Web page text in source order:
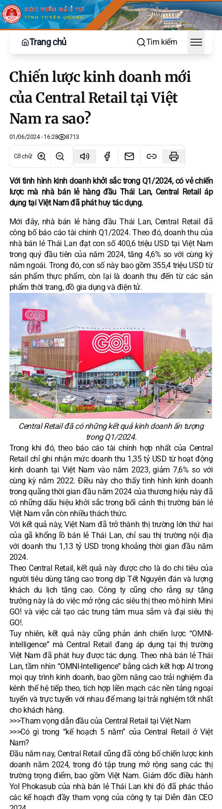
Trang chủ Tìm kiếm
Toggle
Chiến lược kinh doanh mới
của Central Retail tại Việt
Nam ra sao?
01/06/2024 - 16:28 8713
Cỡ chữ:
Với tình hình kinh doanh khởi sắc trong Q1/2024, có vẻ chiến
lược mà nhà bán lẻ hàng đầu Thái Lan, Central Retail áp
dụng tại Việt Nam đã phát huy tác dụng.
Mới đây, nhà bán lẻ hàng đầu Thái Lan, Central Retail đã
công bố báo cáo tài chính Q1/2024. Theo đó, doanh thu của
nhà bán lẻ Thái Lan đạt con số 400,6 triệu USD tại Việt Nam
trong quý đầu tiên của năm 2024, tăng 4,6% so với cùng kỳ
năm ngoái. Trong đó, con số này bao gồm 355,4 triệu USD từ
sản phẩm thực phẩm, còn lại là doanh thu đến từ các sản
phẩm thời trang, đồ gia dụng và điện tử.
Central Retail đã có những kết quả kinh doanh ấn tượng
trong Q1/2024.
Trong khi đó, theo báo cáo tài chính hợp nhất của Central
Retail chỉ ghi nhận mức doanh thu 1,35 tỷ USD từ hoạt động
kinh doanh tại Việt Nam vào năm 2023, giảm 7,6% so với
cùng kỳ năm 2022. Điều này cho thấy tình hình kinh doanh
trong quãng thời gian đầu năm 2024 của thương hiệu này đã
có những dấu hiệu khởi sắc trong bối cảnh thị trường bán lẻ
Việt Nam vẫn còn nhiều thách thức.
Với kết quả này, Việt Nam đã trở thành thị trường lớn thứ hai
của gã khổng lồ bán lẻ Thái Lan, chỉ sau thị trường nội địa
với doanh thu 1,13 tỷ USD trong khoảng thời gian đầu năm
2024.
Theo Central Retail, kết quả này được cho là do chi tiêu của
người tiêu dùng tăng cao trong dịp Tết Nguyên đán và lượng
khách du lịch tăng cao. Công ty cũng cho rằng sự tăng
trưởng này là do việc mở rộng các siêu thị theo mô hình Mini
GO! và việc cải tạo các trung tâm mua sắm và đại siêu thị
GO!.
Tuy nhiên, kết quả này cũng phản ánh chiến lược “OMNI-
intelligence” mà Central Retail đang áp dụng tại thị trường
Việt Nam đã phát huy được tác dụng. Theo nhà bán lẻ Thái
Lan, tầm nhìn “OMNI-Intelligence” bằng cách kết hợp AI trong
mọi quy trình kinh doanh, bao gồm nâng cao trải nghiệm đa
kênh thế hệ tiếp theo, tích hợp liền mạch các nền tảng ngoại
tuyến và trực tuyến với nhau để mang lại trải nghiệm tốt nhất
cho khách hàng.
>>>Tham vọng dẫn đầu của Central Retail tại Việt Nam
>>>Có gì trong “kế hoạch 5 năm” của Central Retail ở Việt
Nam?
Đầu năm nay, Central Retail cũng đã công bố chiến lược kinh
doanh năm 2024, trong đó tập trung mở rộng sang các thị
trường trọng điểm, bao gồm Việt Nam. Giám đốc điều hành
Yol Phokasub của nhà bán lẻ Thái Lan khi đó đã phác thảo
các kế hoạch đầy tham vọng của công ty tại Diễn đàn CEO